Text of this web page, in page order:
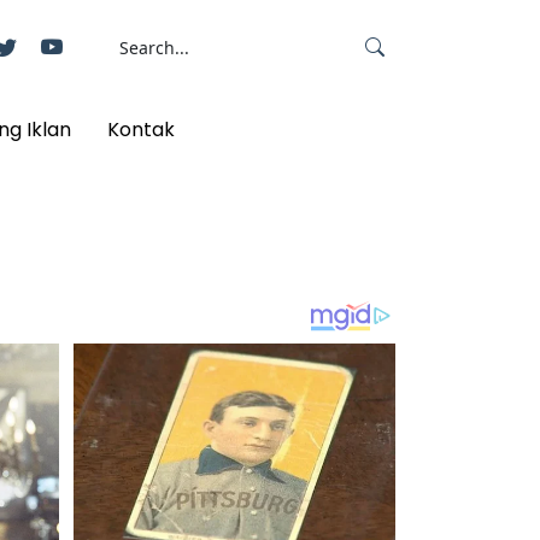
Iklan Kontak